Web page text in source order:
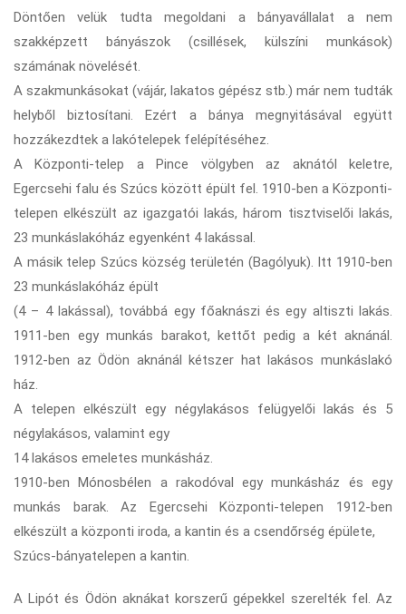
Döntően velük tudta megoldani a bányavállalat a nem
szakképzett bányászok (csillések, külszíni munkások)
számának növelését.
A szakmunkásokat (vájár, lakatos gépész stb.) már nem tudták
helyből biztosítani. Ezért a bánya megnyitásával együtt
hozzákezdtek a lakótelepek felépítéséhez.
A Központi-telep a Pince völgyben az aknától keletre,
Egercsehi falu és Szúcs között épült fel. 1910-ben a Központi-
telepen elkészült az igazgatói lakás, három tisztviselői lakás,
23 munkáslakóház egyenként 4 lakással.
A másik telep Szúcs község területén (Bagólyuk). Itt 1910-ben
23 munkáslakóház épült
(4 – 4 lakással), továbbá egy főaknászi és egy altiszti lakás.
1911-ben egy munkás barakot, kettőt pedig a két aknánál.
1912-ben az Ödön aknánál kétszer hat lakásos munkáslakó
ház.
A telepen elkészült egy négylakásos felügyelői lakás és 5
négylakásos, valamint egy
14 lakásos emeletes munkásház.
1910-ben Mónosbélen a rakodóval egy munkásház és egy
munkás barak. Az Egercsehi Központi-telepen 1912-ben
elkészült a központi iroda, a kantin és a csendőrség épülete,
Szúcs-bányatelepen a kantin.
A Lipót és Ödön aknákat korszerű gépekkel szerelték fel. Az